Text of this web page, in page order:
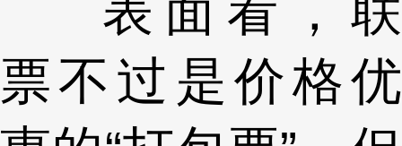
票不过是价格优